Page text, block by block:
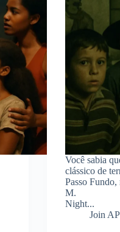
Você sabia
clássico de
Passo
M.
Night...
Join